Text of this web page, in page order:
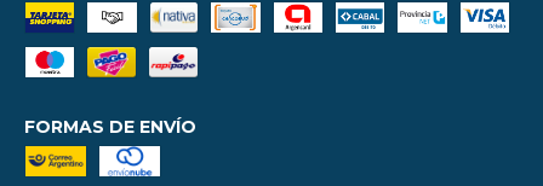
FORMAS DE ENVÍO